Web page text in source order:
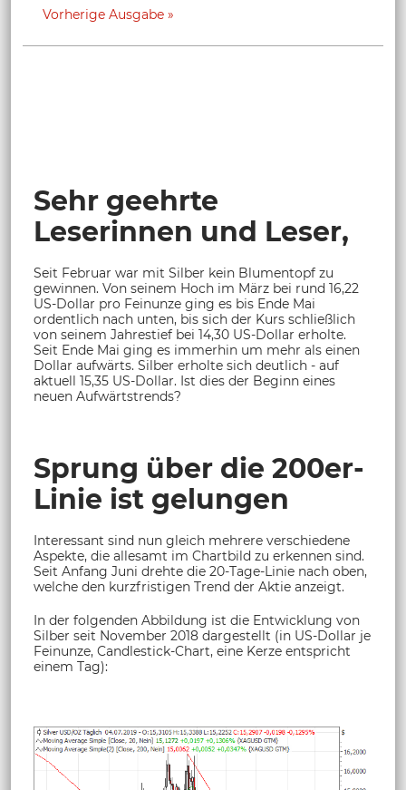
Vorherige Ausgabe
Sehr geehrte
Leserinnen und Leser,
Seit Februar war mit Silber kein Blumentopf zu
gewinnen. Von seinem Hoch im März bei rund 16,22
US-Dollar pro Feinunze ging es bis Ende Mai
ordentlich nach unten, bis sich der Kurs schließlich
von seinem Jahrestief bei 14,30 US-Dollar erholte.
Seit Ende Mai ging es immerhin um mehr als einen
Dollar aufwärts. Silber erholte sich deutlich - auf
aktuell 15,35 US-Dollar. Ist dies der Beginn eines
neuen Aufwärtstrends?
Sprung über die 200er-
Linie ist gelungen
Interessant sind nun gleich mehrere verschiedene
Aspekte, die allesamt im Chartbild zu erkennen sind.
Seit Anfang Juni drehte die 20-Tage-Linie nach oben,
welche den kurzfristigen Trend der Aktie anzeigt.
In der folgenden Abbildung ist die Entwicklung von
Silber seit November 2018 dargestellt (in US-Dollar je
Feinunze, Candlestick-Chart, eine Kerze entspricht
einem Tag):